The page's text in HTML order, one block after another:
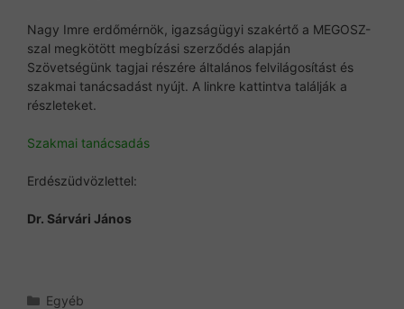
Nagy Imre erdőmérnök, igazságügyi szakértő a MEGOSZ-
szal megkötött megbízási szerződés alapján
Szövetségünk tagjai részére általános felvilágosítást és
szakmai tanácsadást nyújt. A linkre kattintva találják a
részleteket.
Szakmai tanácsadás
Erdészüdvözlettel:
Dr. Sárvári János
Kategória
Egyéb